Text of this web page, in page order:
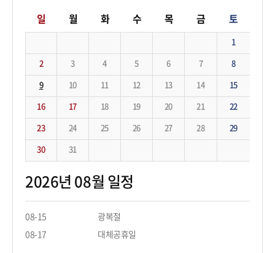
일 월 화 수 목 금 토
1
2
3 4 5 6 7
8
9
10 11 12 13 14
15
16
17 18 19 20 21
22
23
24 25 26 27 28
29
30
31
2026년 08월 일정
08-15
광복절
08-17
대체공휴일